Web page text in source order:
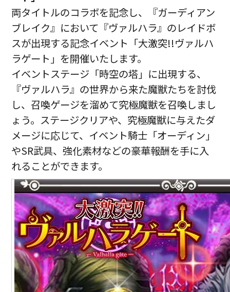
両タイトルのコラボを記念し、『ガーディアン
ブレイク』において『ヴァルハラ』のレイドボ
スが出現する記念イベント「大激突!!ヴァルハ
ラゲート」を開催いたします。
イベントステージ「時空の塔」に出現する、
『ヴァルハラ』の世界から来た魔獣たちを討伐
し、召喚ゲージを溜めて究極魔獣を召喚しまし
ょう。ステージクリアや、究極魔獣に与えたダ
メージに応じて、イベント騎士「オーディン」
やSR武具、強化素材などの豪華報酬を手に入
れることができます。